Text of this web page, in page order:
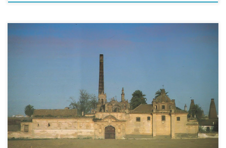
En cerca de 29 millones de las antiguas pesetas ascendieron el
trabajo de levantamiento de planos del monasterio de Santa
María de las Cuevas de la Cartuja de Sevilla, realizado por la
Consejería de Obras Públicas y Transportes. En total se
confeccionaron unos doscientos planos que tardaron en
realizarse en […]